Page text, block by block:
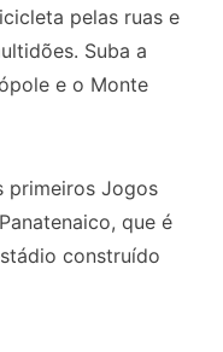
pelas ruas e
Suba a
e o Monte
primeiros Jogos
que é
construído